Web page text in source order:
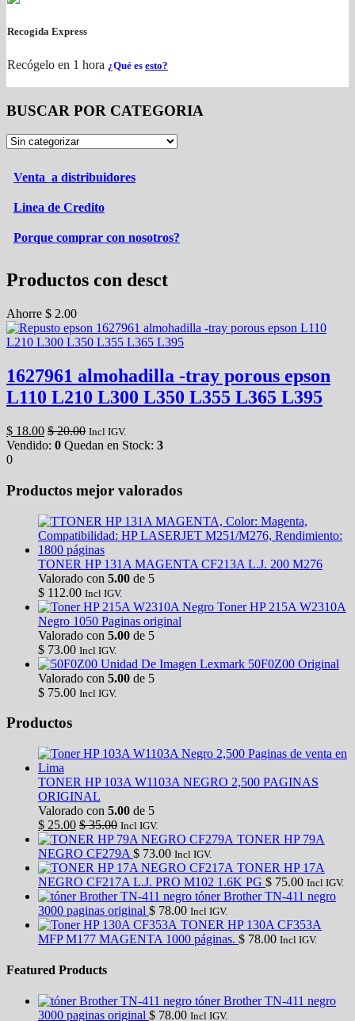
Recogida Express
Recógelo en 1 hora ¿Qué es esto?
BUSCAR POR CATEGORIA
Venta a distribuidores
Linea de Credito
Porque comprar con nosotros?
Productos con desct
Ahorre $ 2.00
1627961 almohadilla -tray porous epson
L110 L210 L300 L350 L355 L365 L395
$ 18.00 $20.00 Incl IGV.
Vendido: 0 Quedan en Stock: 3
0
Productos mejor valorados
TONER HP 131A MAGENTA CF213A L.J. 200 M276
Valorado con 5.00 de 5
$ 112.00 Incl IGV.
Toner HP 215A W2310A
Negro 1050 Paginas original
Valorado con 5.00 de 5
$ 73.00 Incl IGV.
Unidad De Imagen Lexmark 50F0Z00 Original
Valorado con 5.00 de 5
$ 75.00 Incl IGV.
Productos
TONER HP 103A W1103A NEGRO 2,500 PAGINAS
ORIGINAL
Valorado con 5.00 de 5
$ 25.00 $35.00 Incl IGV.
TONER HP 79A
NEGRO CF279A $ 73.00 Incl IGV.
TONER HP 17A
NEGRO CF217A L.J. PRO M102 1.6K PG $ 75.00 Incl IGV.
tóner Brother TN-411 negro
3000 paginas original $ 78.00 Incl IGV.
TONER HP 130A CF353A
MFP M177 MAGENTA 1000 páginas. $ 78.00 Incl IGV.
Featured Products
tóner Brother TN-411 negro
3000 paginas original $ 78.00 Incl IGV.